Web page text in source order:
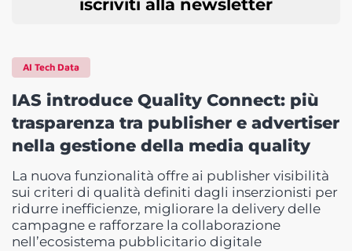
iscriviti alla newsletter
AI Tech Data
IAS introduce Quality Connect: più
trasparenza tra publisher e advertiser
nella gestione della media quality
La nuova funzionalità offre ai publisher visibilità
sui criteri di qualità definiti dagli inserzionisti per
ridurre inefficienze, migliorare la delivery delle
campagne e rafforzare la collaborazione
nell’ecosistema pubblicitario digitale